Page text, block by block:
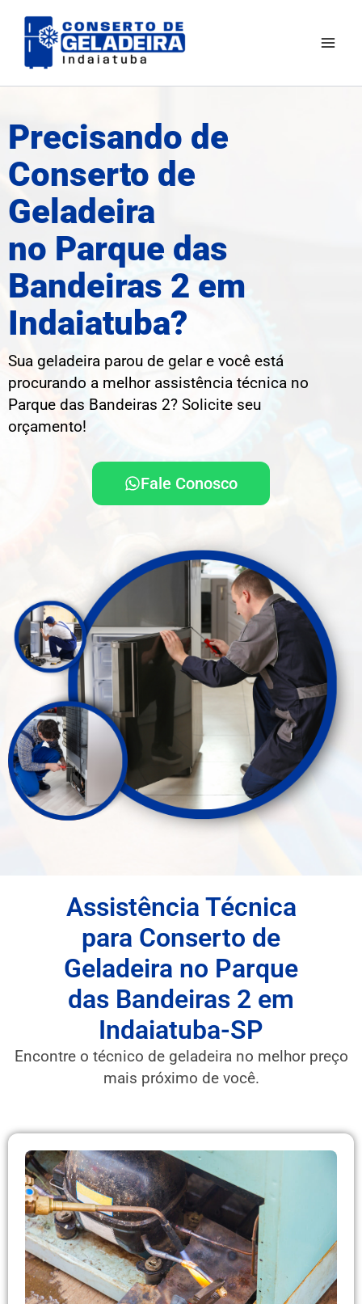
para
Precisando de
Conserto de
Geladeira
no Parque das
Bandeiras 2 em
Indaiatuba?
Sua geladeira parou de gelar e você está
procurando a melhor assistência técnica no
Parque das Bandeiras 2? Solicite seu
orçamento!
Fale Conosco
Assistência Técnica
para Conserto de
Geladeira no Parque
das Bandeiras 2 em
Indaiatuba-SP
Encontre o técnico de geladeira no melhor preço
mais próximo de você.